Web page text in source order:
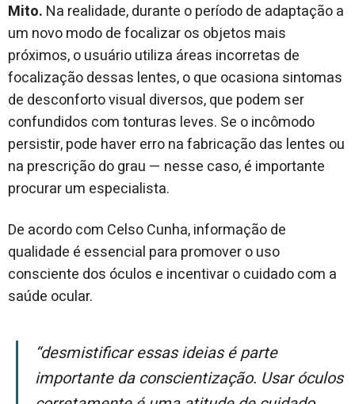
Mito. Na realidade, durante o período de adaptação a
um novo modo de focalizar os objetos mais
próximos, o usuário utiliza áreas incorretas de
focalização dessas lentes, o que ocasiona sintomas
de desconforto visual diversos, que podem ser
confundidos com tonturas leves. Se o incômodo
persistir, pode haver erro na fabricação das lentes ou
na prescrição do grau — nesse caso, é importante
procurar um especialista.
De acordo com Celso Cunha, informação de
qualidade é essencial para promover o uso
consciente dos óculos e incentivar o cuidado com a
saúde ocular.
“Desmistificar essas ideias é parte
importante da conscientização. Usar óculos